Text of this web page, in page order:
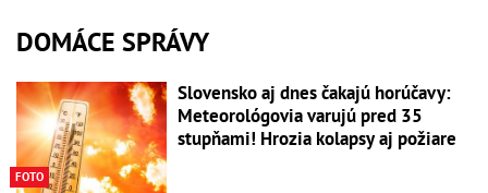
DOMÁCE SPRÁVY
FOTO
Slovensko aj dnes čakajú horúčavy:
Meteorológovia varujú pred 35
stupňami! Hrozia kolapsy aj požiare